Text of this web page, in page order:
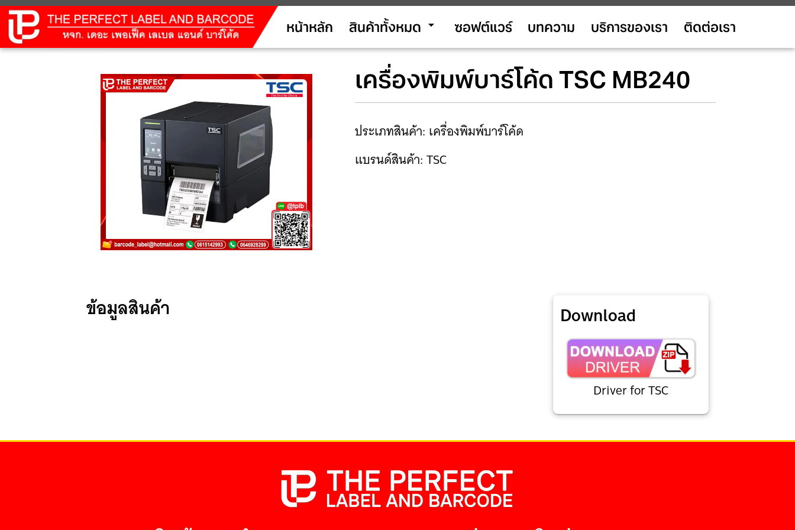
หน้าหลัก สินค้าทั้งหมด arrow_drop_down ซอฟต์แวร์ บทความ บริการของเรา ติดต่อเรา
เครื่องพิมพ์บาร์โค้ด TSC MB240
ประเภทสินค้า: เครื่องพิมพ์บาร์โค้ด
แบรนด์สินค้า: TSC
ข้อมูลสินค้า Download
Driver for TSC